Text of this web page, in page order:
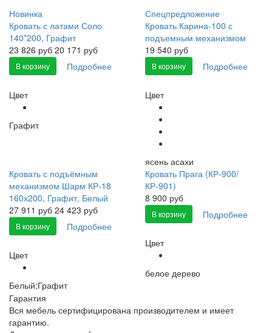
Новинка
Кровать с латами Соло
140*200, Графит
23 826 руб 20 171 руб
В корзину Подробнее
Цвет
Графит
Спецпредложение
Кровать Карина-100 с
подъемным механизмом
19 540 руб
В корзину Подробнее
Цвет
ясень асахи
Кровать с подъёмным
механизмом Шарм КР-18
160х200, Графит, Белый
27 911 руб 24 423 руб
В корзину Подробнее
Цвет
Белый;Графит
Кровать Прага (КР-900/
КР-901)
8 900 руб
В корзину Подробнее
Цвет
белое дерево
Гарантия
Вся мебель сертифицирована производителем и имеет
гарантию.